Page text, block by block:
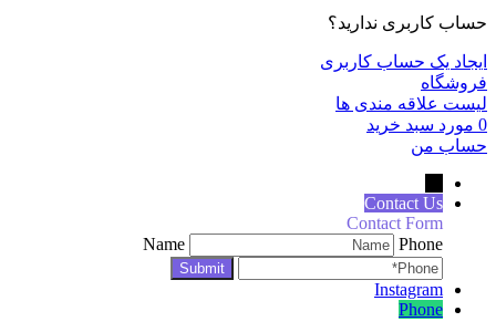
حساب کاربری ندارید؟
ایجاد یک حساب کاربری
فروشگاه
لیست علاقه مندی ها
0 مورد سبد خرید
حساب من
Contact Us
Contact Form
Name
Phone
Instagram
Phone